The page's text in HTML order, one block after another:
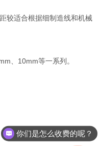
较适合根据细制造线和机械
、10mm等一系列。
你们是怎么收费的呢？
现在有优惠活动么？